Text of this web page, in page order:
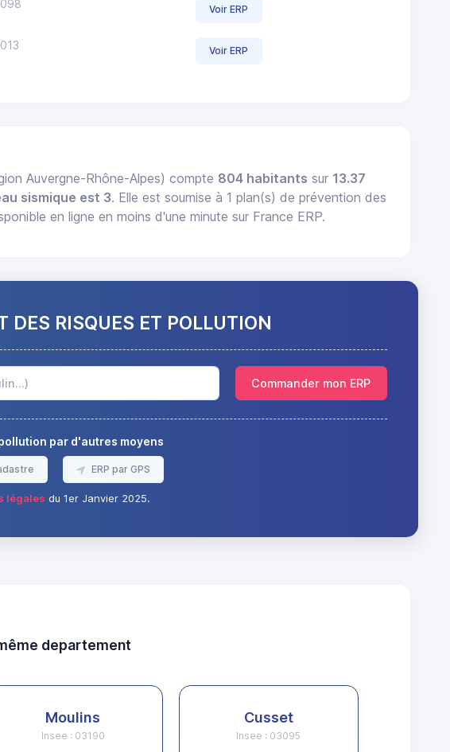
Voir ERP
Voir ERP
Auvergne-Rhône-Alpes) compte 804 habitants sur 13.37
sismique est 3. Elle est soumise à 1 plan(s) de prévention des
en ligne en moins d'une minute sur France ERP.
DES RISQUES ET POLLUTION
Commander mon ERP
par d'autres moyens
ERP par GPS
légales du 1er Janvier 2025.
departement
Moulins
Insee : 03190
Cusset
Insee : 03095